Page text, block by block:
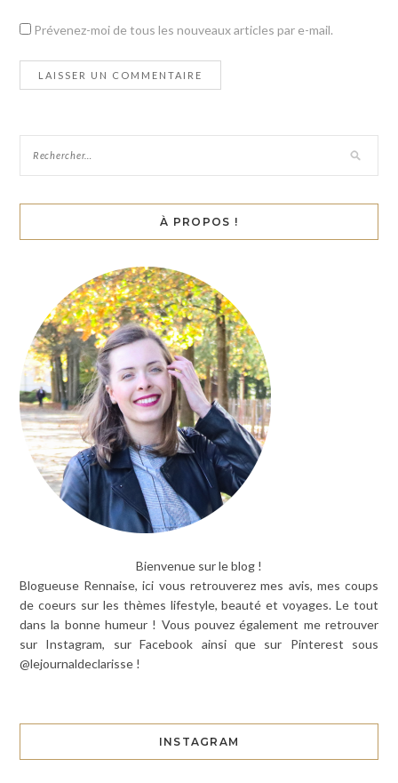
Prévenez-moi de tous les nouveaux articles par e-mail.
À PROPOS !
Bienvenue sur le blog !
Blogueuse Rennaise, ici vous retrouverez mes avis, mes coups
de coeurs sur les thèmes lifestyle, beauté et voyages. Le tout
dans la bonne humeur ! Vous pouvez également me retrouver
sur Instagram, sur Facebook ainsi que sur Pinterest sous
@lejournaldeclarisse !
INSTAGRAM